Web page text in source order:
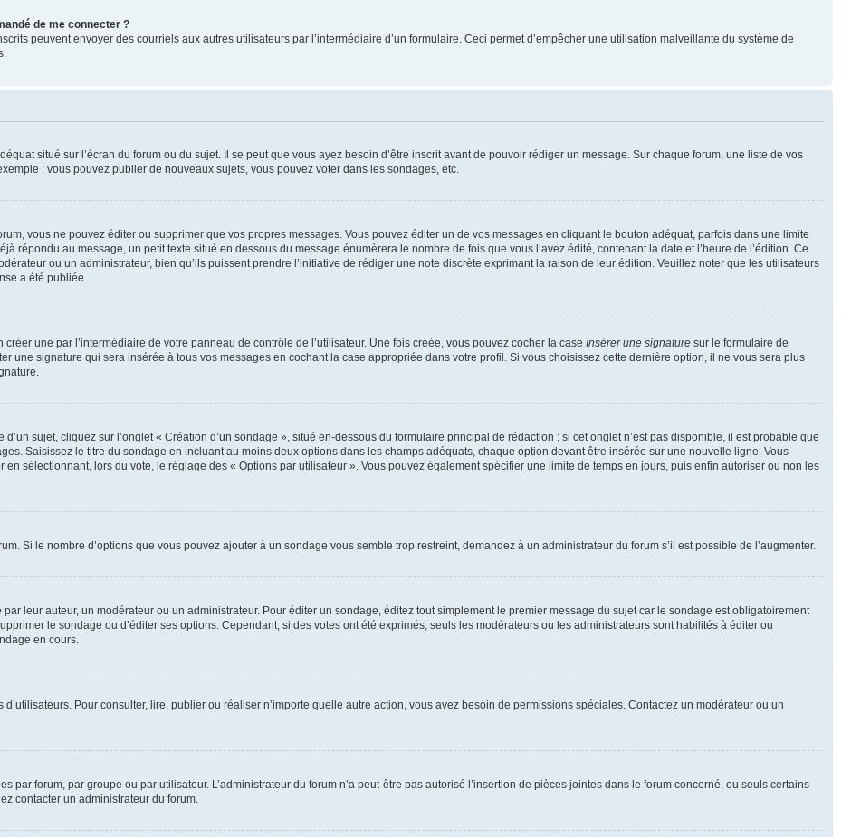
de me connecter ?
peuvent envoyer des courriels aux autres utilisateurs par l’intermédiaire d’un formulaire. Ceci permet d’empêcher une utilisation malveillante du système de
situé sur l’écran du forum ou du sujet. Il se peut que vous ayez besoin d’être inscrit avant de pouvoir rédiger un message. Sur chaque forum, une liste de vos
: vous pouvez publier de nouveaux sujets, vous pouvez voter dans les sondages, etc.
vous ne pouvez éditer ou supprimer que vos propres messages. Vous pouvez éditer un de vos messages en cliquant le bouton adéquat, parfois dans une limite
répondu au message, un petit texte situé en dessous du message énumèrera le nombre de fois que vous l’avez édité, contenant la date et l’heure de l’édition. Ce
ou un administrateur, bien qu’ils puissent prendre l’initiative de rédiger une note discrète exprimant la raison de leur édition. Veuillez noter que les utilisateurs
a été publiée.
une par l’intermédiaire de votre panneau de contrôle de l’utilisateur. Une fois créée, vous pouvez cocher la case Insérer une signature sur le formulaire de
une signature qui sera insérée à tous vos messages en cochant la case appropriée dans votre profil. Si vous choisissez cette dernière option, il ne vous sera plus
sujet, cliquez sur l’onglet « Création d’un sondage », situé en-dessous du formulaire principal de rédaction ; si cet onglet n’est pas disponible, il est probable que
Saisissez le titre du sondage en incluant au moins deux options dans les champs adéquats, chaque option devant être insérée sur une nouvelle ligne. Vous
sélectionnant, lors du vote, le réglage des « Options par utilisateur ». Vous pouvez également spécifier une limite de temps en jours, puis enfin autoriser ou non les
Si le nombre d’options que vous pouvez ajouter à un sondage vous semble trop restreint, demandez à un administrateur du forum s’il est possible de l’augmenter.
leur auteur, un modérateur ou un administrateur. Pour éditer un sondage, éditez tout simplement le premier message du sujet car le sondage est obligatoirement
le sondage ou d’éditer ses options. Cependant, si des votes ont été exprimés, seuls les modérateurs ou les administrateurs sont habilités à éditer ou
en cours.
Pour consulter, lire, publier ou réaliser n’importe quelle autre action, vous avez besoin de permissions spéciales. Contactez un modérateur ou un
par forum, par groupe ou par utilisateur. L’administrateur du forum n’a peut-être pas autorisé l’insertion de pièces jointes dans le forum concerné, ou seuls certains
contacter un administrateur du forum.